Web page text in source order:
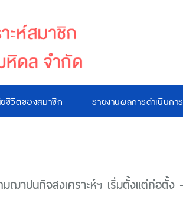
ชีวิตของสมาชิก รายงานผลการดำเนินการ
ฌาปนกิจสงเคราะห์ฯ เริ่มตั้งแต่ก่อตั้